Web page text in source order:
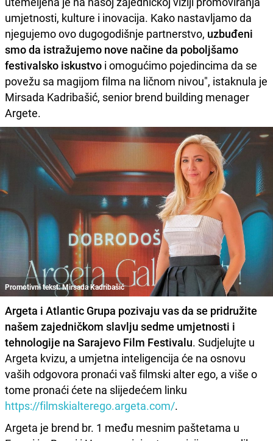
umjetnosti, kulture i inovacija. Kako nastavljamo da
njegujemo ovo dugogodišnje partnerstvo, uzbuđeni
smo da istražujemo nove načine da poboljšamo
festivalsko iskustvo i omogućimo pojedincima da se
povežu sa magijom filma na ličnom nivou", istaknula je
Mirsada Kadribašić, senior brend building menager
Argete.
Promotivni tekst: Mirsada Kadribašić
Argeta i Atlantic Grupa pozivaju vas da se pridružite
našem zajedničkom slavlju sedme umjetnosti i
tehnologije na Sarajevo Film Festivalu. Sudjelujte u
Argeta kvizu, a umjetna inteligencija će na osnovu
vaših odgovora pronaći vaš filmski alter ego, a više o
tome pronaći ćete na slijedećem linku
https://filmskialterego.argeta.com/.
Argeta je brend br. 1 među mesnim paštetama u